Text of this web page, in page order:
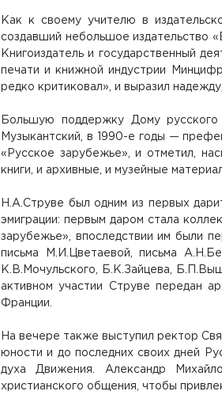
Как к своему учителю в
создавший небольшое издательство
Книгоиздатель и государственный
печати и книжной индустрии
редко критиковал», и выразил
Большую поддержку Дому
Музыкантский, в 1990-е годы —
«Русское зарубежье», и отметил,
книги, и архивные, и музейные
Н.А.Струве был одним из первых
эмиграции: первым даром стала
зарубежье», впоследствии им были
письма М.И.Цветаевой, письма
К.В.Мочульского, Б.К.Зайцева,
активном участии Струве передан
Франции.
На вечере также выступил ректор
юности и до последних своих дней
духа Движения. Александр
христианского общения, чтобы